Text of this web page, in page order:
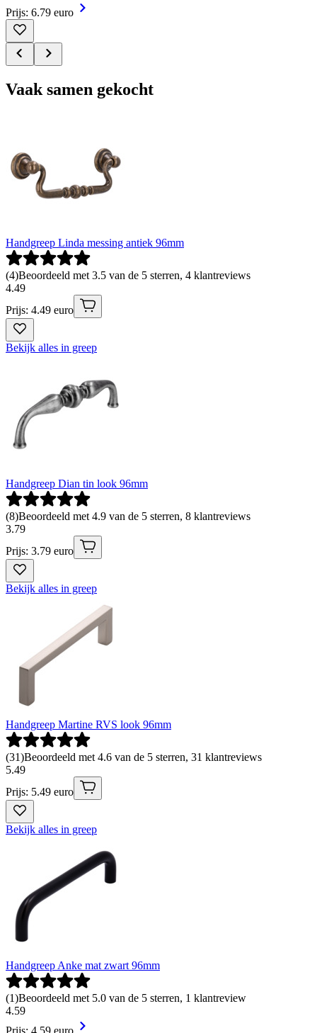
Prijs: 6.79 euro
Vaak samen gekocht
Handgreep Linda messing antiek 96mm
(4)Beoordeeld met 3.5 van de 5 sterren, 4 klantreviews
4.49
Prijs: 4.49 euro
Bekijk alles in greep
Handgreep Dian tin look 96mm
(8)Beoordeeld met 4.9 van de 5 sterren, 8 klantreviews
3.79
Prijs: 3.79 euro
Bekijk alles in greep
Handgreep Martine RVS look 96mm
(31)Beoordeeld met 4.6 van de 5 sterren, 31 klantreviews
5.49
Prijs: 5.49 euro
Bekijk alles in greep
Handgreep Anke mat zwart 96mm
(1)Beoordeeld met 5.0 van de 5 sterren, 1 klantreview
4.59
Prijs: 4.59 euro